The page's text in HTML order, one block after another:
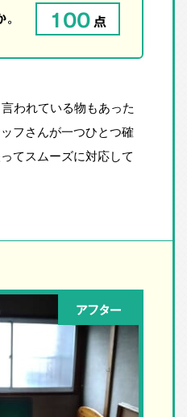
100 点
われている物もあった
フさんが一つひとつ確
てスムーズに対応して
アフター